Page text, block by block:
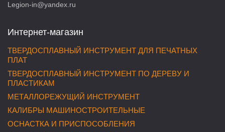
Legion-in@yandex.ru
Интернет-магазин
ТВЕРДОСПЛАВНЫЙ ИНСТРУМЕНТ ДЛЯ ПЕЧАТНЫХ
ПЛАТ
ТВЕРДОСПЛАВНЫЙ ИНСТРУМЕНТ ПО ДЕРЕВУ И
ПЛАСТИКАМ
МЕТАЛЛОРЕЖУЩИЙ ИНСТРУМЕНТ
КАЛИБРЫ МАШИНОСТРОИТЕЛЬНЫЕ
ОСНАСТКА И ПРИСПОСОБЛЕНИЯ